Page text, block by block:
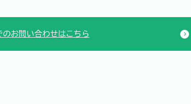
のお問い合わせはこちら